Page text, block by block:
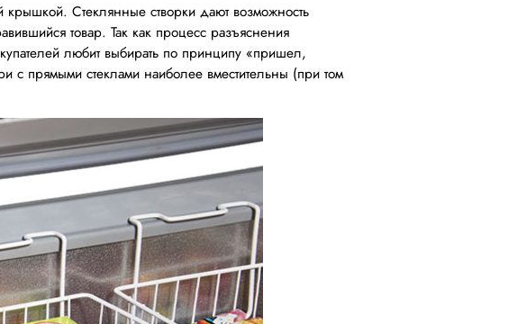
крышкой. Стеклянные створки дают возможность
товар. Так как процесс разъяснения
любит выбирать по принципу «пришел,
с прямыми стеклами наиболее вместительны (при том